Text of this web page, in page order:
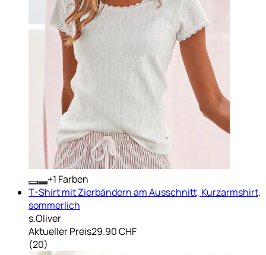
+ Farben
T-Shirt mit Zierbändern am Ausschnitt, Kurzarmshirt,
sommerlich
s.Oliver
Aktueller Preis29.90 CHF
(20)